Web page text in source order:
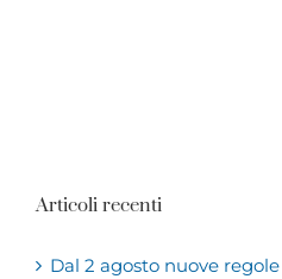
Articoli recenti
Dal 2 agosto nuove